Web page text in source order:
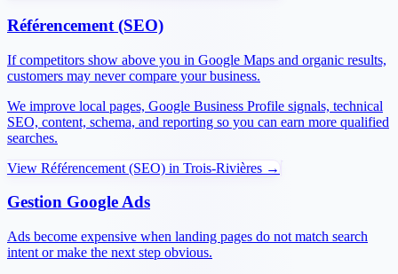
Référencement (SEO)
If competitors show above you in Google Maps and organic results,
customers may never compare your business.
We improve local pages, Google Business Profile signals, technical
SEO, content, schema, and reporting so you can earn more qualified
searches.
View Référencement (SEO) in Trois-Rivières →
Gestion Google Ads
Ads become expensive when landing pages do not match search
intent or make the next step obvious.